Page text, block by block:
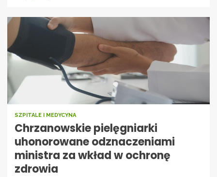
SZPITALE I MEDYCYNA
Chrzanowskie pielęgniarki
uhonorowane odznaczeniami
ministra za wkład w ochronę
zdrowia